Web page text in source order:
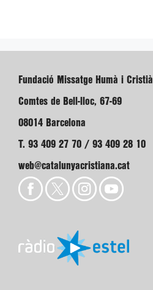
Fundació Missatge Humà i Cristià
Comtes de Bell-lloc, 67-69
08014 Barcelona
T. 93 409 27 70 / 93 409 28 10
web@catalunyacristiana.cat